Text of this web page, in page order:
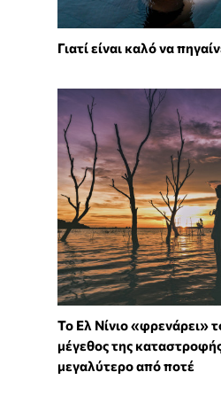
Γιατί είναι καλό να
Το Ελ Νίνιο «φρενάρει»
μέγεθος της
μεγαλύτερο από ποτέ